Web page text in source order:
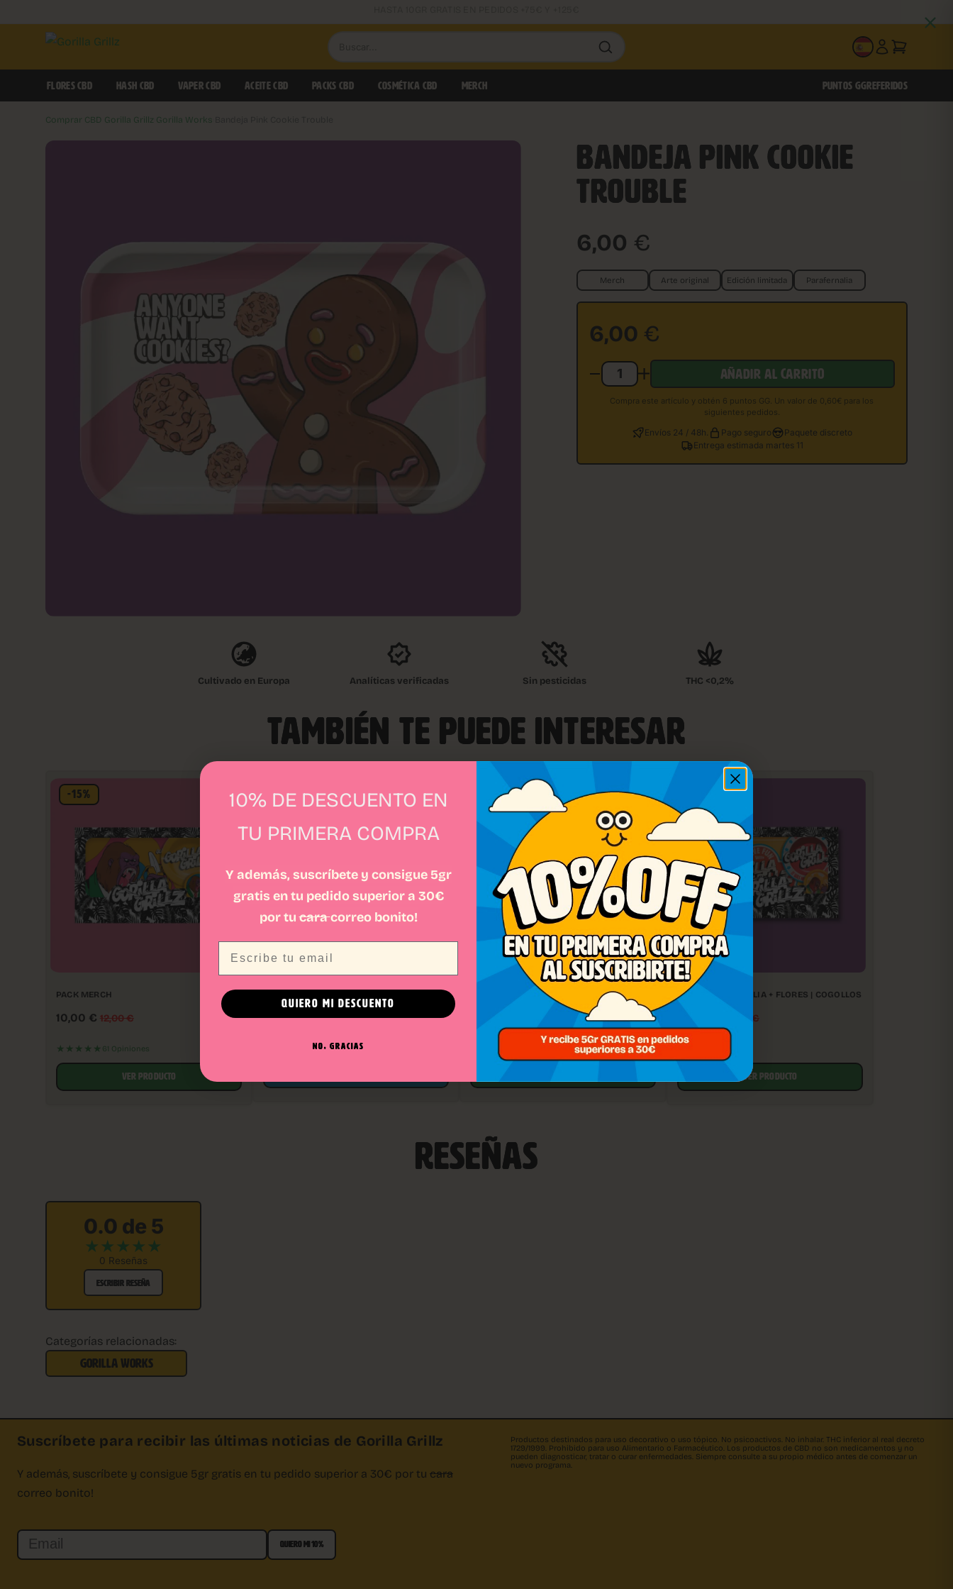
Buscar
productos
ES
FLORES CBD HASH CBD VAPER CBD ACEITE CBD PACKS CBD COSMÉTICA CBD MERCH PUNTOS GG REFERIDOS
Comprar CBD Gorilla Grillz Gorilla Works
BANDEJA PINK COOKIE
TROUBLE
6,00 €
Merch Arte original Edición limitada Parafernalia
6,00 €
AÑADIR AL CARRITO
Compra este artículo y obtén 6 puntos GG. Un valor de 0,60€ para los
siguientes pedidos.
Envíos 24 / 48h. Pago seguro
Paquete discreto
Entrega estimada martes 11
Cultivado en Europa Analíticas verificadas Sin pesticidas THC <0,2%
TAMBIÉN TE PUEDE INTERESAR
-15%
PACK MERCH
10,00 € 12,00€
★★★★★ 61 Opiniones
VER PRODUCTO
SKATE GORILLA GRILLZ FLY HIGH
55,00€
BANDEJA GORILLA GRILLZ
10,00€
8 Opiniones
-10%
PACK PARAFERNALIA + FLORES | COGOLLOS
CBD DE EXTERIOR
24,20 26,90 €
VER PRODUCTO
RESEÑAS
0.0 de 5
★★★★★
0 Reseñas
ESCRIBIR RESEÑA
Categorías relacionadas:
GORILLA WORKS
Suscríbete para recibir las últimas noticias de Gorilla Grillz
Y además, suscríbete y consigue 5gr gratis en tu pedido superior a 30€ por tu cara
correo bonito!
Email QUIERO MI 10%
Productos destinados para uso decorativo o uso tópico. No psicoactivos. No inhalar. THC inferior al real decreto
1729/1999. Prohibido para uso Alimentario o Farmacéutico. Los productos de CBD no son medicamentos y no
pueden diagnosticar, tratar o curar enfermedades. Siempre consulte a su propio médico antes de comenzar un
nuevo programa.
10% DE DESCUENTO EN
TU PRIMERA COMPRA
Y además, suscríbete y consigue 5gr
gratis en tu pedido superior a 30€
por tucaracorreo bonito!
QUIERO MI DESCUENTO
NO, GRACIAS